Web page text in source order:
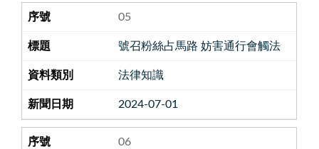
05
號召粉絲占馬路 妨害通行會觸法
法律知識
2024-07-01
06